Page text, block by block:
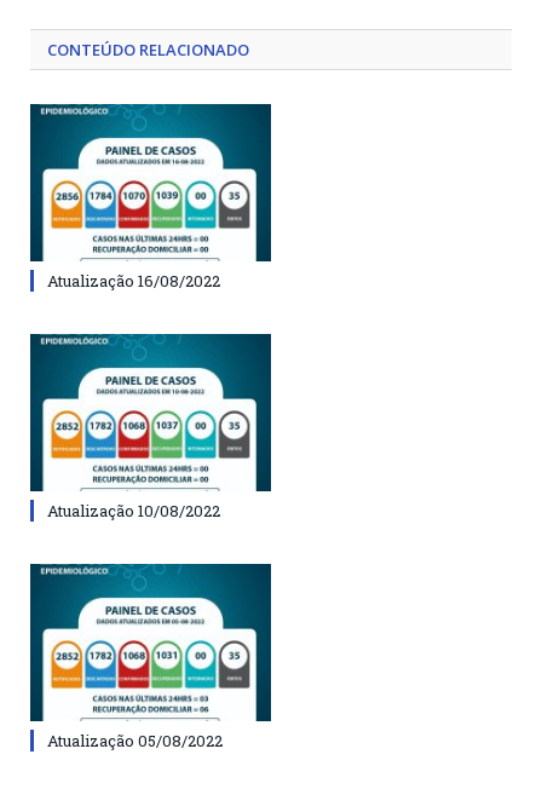
CONTEÚDO RELACIONADO
Atualização 16/08/2022
Atualização 10/08/2022
Atualização 05/08/2022